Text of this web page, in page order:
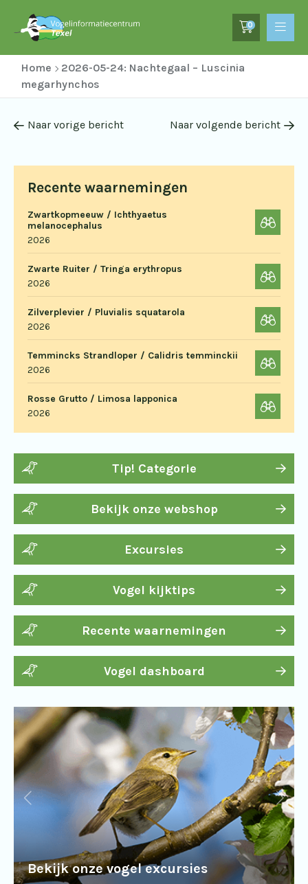
0
Home
2026-05-24: Nachtegaal – Luscinia
megarhynchos
Recente waarnemingen
Zwartkopmeeuw / Ichthyaetus
melanocephalus
2026
Zwarte Ruiter / Tringa erythropus
2026
Zilverplevier / Pluvialis squatarola
2026
Temmincks Strandloper / Calidris temminckii
2026
Rosse Grutto / Limosa lapponica
2026
Tip! Categorie
Bekijk onze webshop
Excursies
Vogel kijktips
Recente waarnemingen
Vogel dashboard
Bekijk onze vogel excursies
Naar vorige bericht Naar volgende bericht